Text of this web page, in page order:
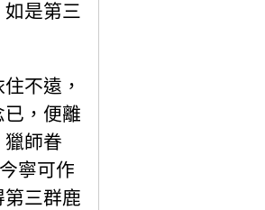
是第三
不遠，
，便離
師眷
寧可作
三群鹿